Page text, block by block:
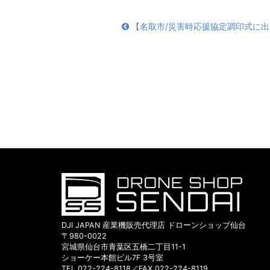
【名取市/災害時応援協定調印式に出
DJI JAPAN 産業機販売代理店 ドローンショップ仙台
〒980-0022
宮城県仙台市青葉区五橋二丁目11-1
ショーケー本館ビル7F 3号室